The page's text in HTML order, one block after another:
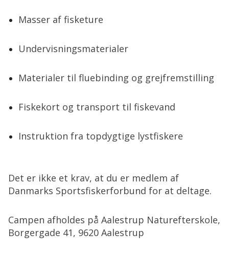
Masser af fisketure
Undervisningsmaterialer
Materialer til fluebinding og grejfremstilling
Fiskekort og transport til fiskevand
Instruktion fra topdygtige lystfiskere
Det er ikke et krav, at du er medlem af
Danmarks Sportsfiskerforbund for at deltage.
Campen afholdes på Aalestrup Naturefterskole,
Borgergade 41, 9620 Aalestrup